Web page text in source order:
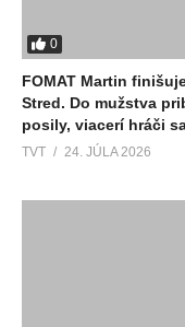
0
FOMAT Martin
Stred. Do mužstva
posily, viacerí hráči
TVT 24. JÚLA 2026